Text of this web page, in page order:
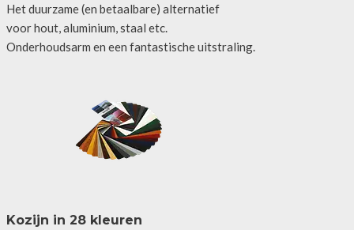
Het duurzame (en betaalbare) alternatief
voor hout, aluminium, staal etc.
Onderhoudsarm en een fantastische uitstraling.
Kozijn in 28 kleuren